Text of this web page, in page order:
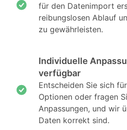
für den Datenimport
reibungslosen Ablauf
zu gewährleisten.
Individuelle
verfügbar
Entscheiden Sie sich
Optionen oder fragen
Anpassungen, und wir
Daten korrekt sind.